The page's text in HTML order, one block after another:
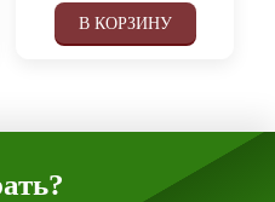
В КОРЗИНУ